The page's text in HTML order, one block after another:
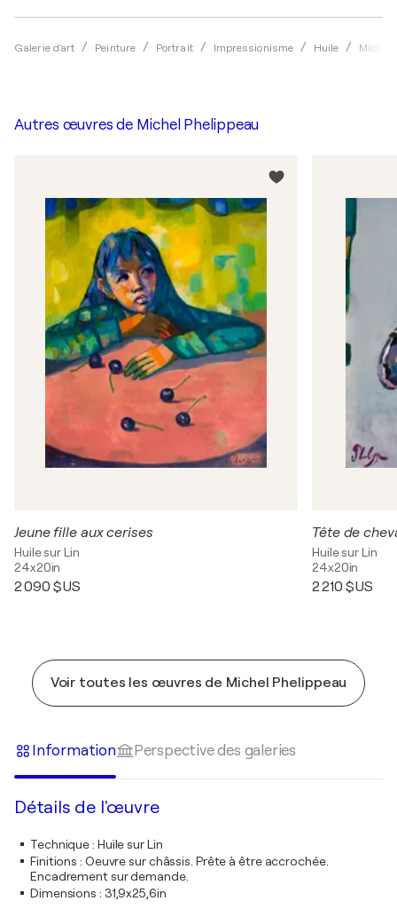
Galerie d'art Peinture Portrait Impressionisme Huile Michel
Autres œuvres de Michel Phelippeau
Jeune fille aux cerises
Huile sur Lin
24x20in
2 090 $US
Tête de
Huile sur Lin
24x20in
2 210 $US
Voir toutes les œuvres de Michel Phelippeau
Information Perspective des galeries
Détails de l'œuvre
Technique: Huile sur Lin
Finitions : Oeuvre sur châssis. Prête à être accrochée.
Encadrement sur demande.
Dimensions : 31,9x25,6in